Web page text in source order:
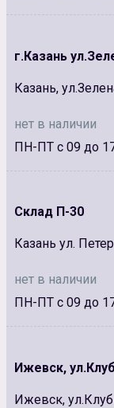
г.Казань
Казань,
нет в наличии
ПН-ПТ с 09 до
Склад П-30
Казань ул.
нет в наличии
ПН-ПТ с 09 до
Ижевск,
Ижевск,